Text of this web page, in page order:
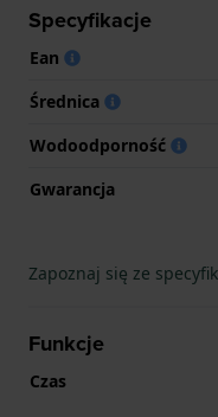
Specyfikacje
Ean
Średnica
Wodoodporność
Gwarancja
Zapoznaj się ze
Funkcje
Czas